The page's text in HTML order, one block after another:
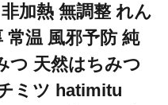
加熱 無調整 れん
常温 風邪予防 純
つ 天然はちみつ
ミツ hatimitu